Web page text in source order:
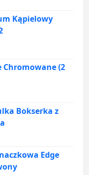
Kąpielowy
Chromowane (2
Bokserka z
Edge